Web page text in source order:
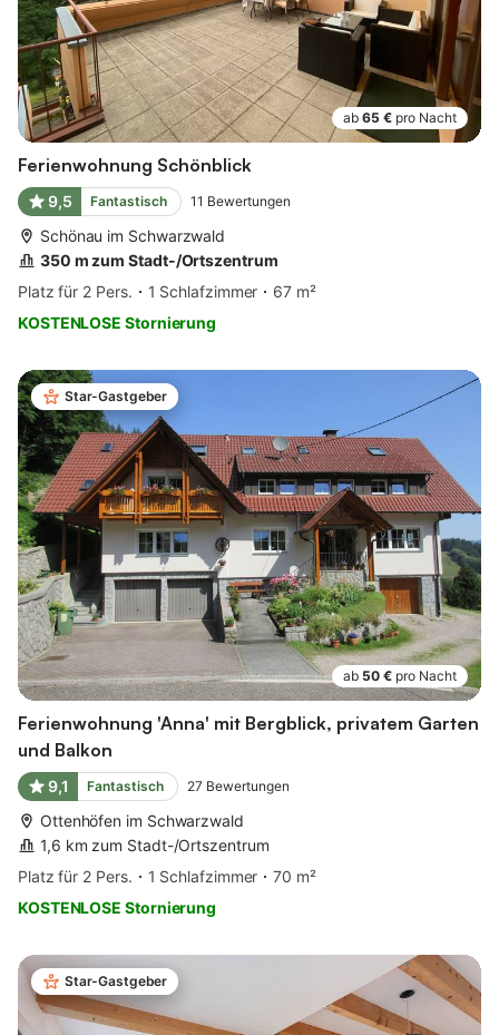
ab 65 € pro Nacht
Ferienwohnung Schönblick
9,5 Fantastisch 11 Bewertungen
Schönau im Schwarzwald
350 m zum Stadt-/Ortszentrum
Platz für 2 Pers.
1 Schlafzimmer
67 m²
KOSTENLOSE Stornierung
Star-Gastgeber
ab 50 € pro Nacht
Ferienwohnung 'Anna' mit Bergblick, privatem Garten
und Balkon
9,1 Fantastisch 27 Bewertungen
Ottenhöfen im Schwarzwald
1,6 km zum Stadt-/Ortszentrum
Platz für 2 Pers.
1 Schlafzimmer
70 m²
KOSTENLOSE Stornierung
Star-Gastgeber